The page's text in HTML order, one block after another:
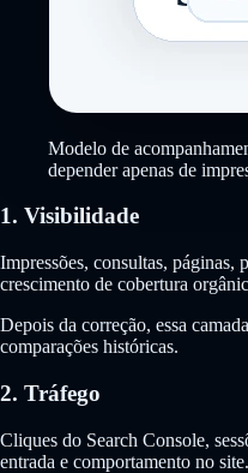
Modelo de
depender apenas de
1. Visibilidade
Impressões, consultas, páginas,
crescimento de cobertura
Depois da correção, essa
comparações históricas.
2. Tráfego
Cliques do Search Console,
entrada e comportamento no site.